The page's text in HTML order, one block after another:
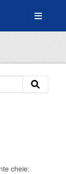
cheie: